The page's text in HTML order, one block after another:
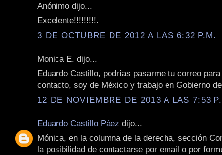
Anónimo dijo...
Excelente!!!!!!!!!.
3 DE OCTUBRE DE 2012 A LAS 6:32 P.M.
Monica E. dijo...
Eduardo Castillo, podrías pasarme tu correo
contacto, soy de México y trabajo en Gobierno
12 DE NOVIEMBRE DE 2013 A LAS 7:53
Eduardo Castillo Páez dijo...
Mónica, en la columna de la derecha, sección
la posibilidad de contactarse por email o por